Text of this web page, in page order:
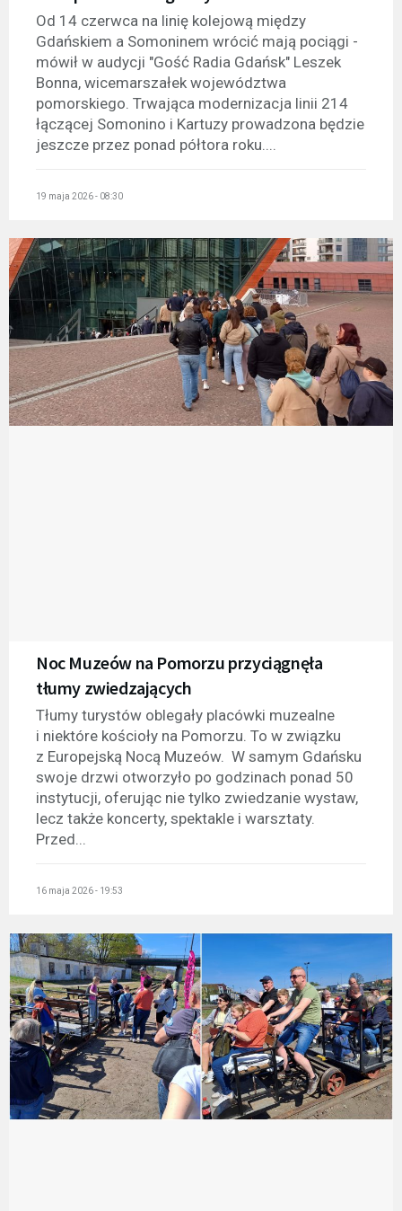
Od 14 czerwca na linię kolejową między
Gdańskiem a Somoninem wrócić mają pociągi -
mówił w audycji "Gość Radia Gdańsk" Leszek
Bonna, wicemarszałek województwa
pomorskiego. Trwająca modernizacja linii 214
łączącej Somonino i Kartuzy prowadzona będzie
jeszcze przez ponad półtora roku....
19 maja 2026 - 08:30
Noc Muzeów na Pomorzu przyciągnęła
tłumy zwiedzających
Tłumy turystów oblegały placówki muzealne
i niektóre kościoły na Pomorzu. To w związku
z Europejską Nocą Muzeów. W samym Gdańsku
swoje drzwi otworzyło po godzinach ponad 50
instytucji, oferując nie tylko zwiedzanie wystaw,
lecz także koncerty, spektakle i warsztaty.
Przed...
16 maja 2026 - 19:53